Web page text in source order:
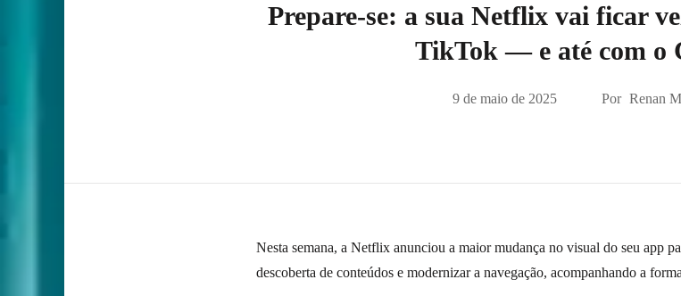
Prepare-se: a sua Netflix vai ficar
TikTok — e até com o
9 de maio de 2025 Por Renan
Nesta semana, a Netflix anunciou a maior mudança no visual do seu app
descoberta de conteúdos e modernizar a navegação, acompanhando a